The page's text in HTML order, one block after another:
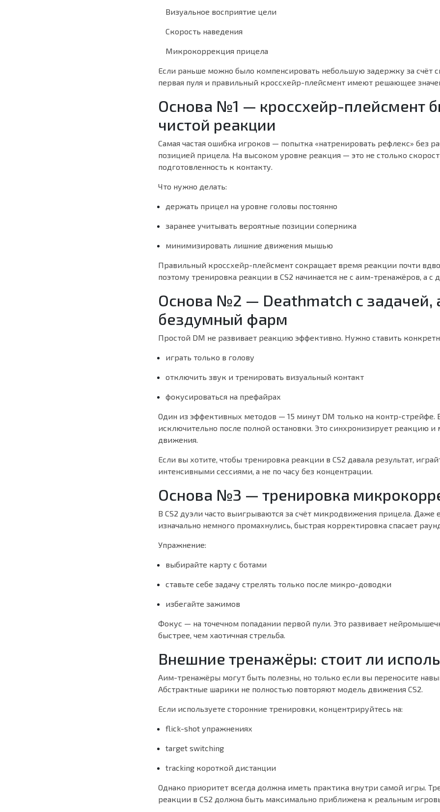
Визуальное восприятие цели
Скорость наведения
Микрокоррекция прицела
Если раньше можно было компенсировать небольшую задержку за счёт
первая пуля и правильный кроссхейр-плейсмент имеют решающее
Основа №1 — кроссхейр-плейсмент
чистой реакции
Самая частая ошибка игроков — попытка «натренировать рефлекс» без
позицией прицела. На высоком уровне реакция — это не столько
подготовленность к контакту.
Что нужно делать:
держать прицел на уровне головы постоянно
заранее учитывать вероятные позиции соперника
минимизировать лишние движения мышью
Правильный кроссхейр-плейсмент сокращает время реакции почти
поэтому тренировка реакции в CS2 начинается не с аим-тренажёров, а с
Основа №2 — Deathmatch с задачей,
бездумный фарм
Простой DM не развивает реакцию эффективно. Нужно ставить
играть только в голову
отключить звук и тренировать визуальный контакт
фокусироваться на префайрах
Один из эффективных методов — 15 минут DM только на контр-стрейфе.
исключительно после полной остановки. Это синхронизирует реакцию и
движения.
Если вы хотите, чтобы тренировка реакции в CS2 давала результат,
интенсивными сессиями, а не по часу без концентрации.
Основа №3 — тренировка
В CS2 дуэли часто выигрываются за счёт микродвижения прицела. Даже
изначально немного промахнулись, быстрая корректировка спасает
Упражнение:
выбирайте карту с ботами
ставьте себе задачу стрелять только после микро-доводки
избегайте зажимов
Фокус — на точечном попадании первой пули. Это развивает
быстрее, чем хаотичная стрельба.
Внешние тренажёры: стоит ли
Аим-тренажёры могут быть полезны, но только если вы переносите
Абстрактные шарики не полностью повторяют модель движения CS2.
Если используете сторонние тренировки, концентрируйтесь на:
flick-shot упражнениях
target switching
tracking короткой дистанции
Однако приоритет всегда должна иметь практика внутри самой игры.
реакции в CS2 должна быть максимально приближена к реальным